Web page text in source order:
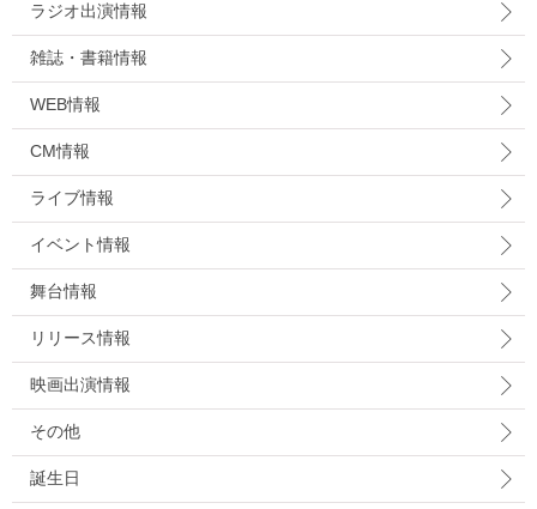
ラジオ出演情報
雑誌・書籍情報
WEB情報
CM情報
ライブ情報
イベント情報
舞台情報
リリース情報
映画出演情報
その他
誕生日